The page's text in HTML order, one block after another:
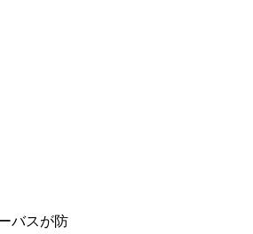
バスが防